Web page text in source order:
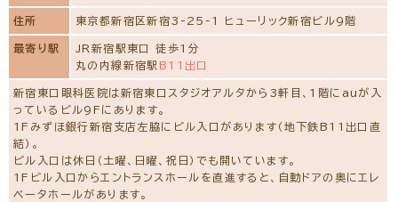
住所 東京都新宿区新宿3-25-1 ヒューリック新宿ビル9階
最寄り駅
JR新宿駅東口 徒歩1分
丸の内線新宿駅 B11出口
新宿東口眼科医院は新宿東口スタジオアルタから3軒目、1階にauが入
っているビル9Fにあります。
1Fみずほ銀行新宿支店左脇にビル入口があります（地下鉄B11出口直
結）。
ビル入口は休日（土曜、日曜、祝日）でも開いています。
1Fビル入口からエントランスホールを直進すると、自動ドアの奥にエレ
ベータホールがあります。